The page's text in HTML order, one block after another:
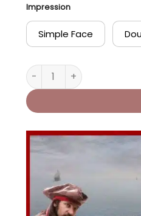
Impression
Simple Face
quantité de Drapeau